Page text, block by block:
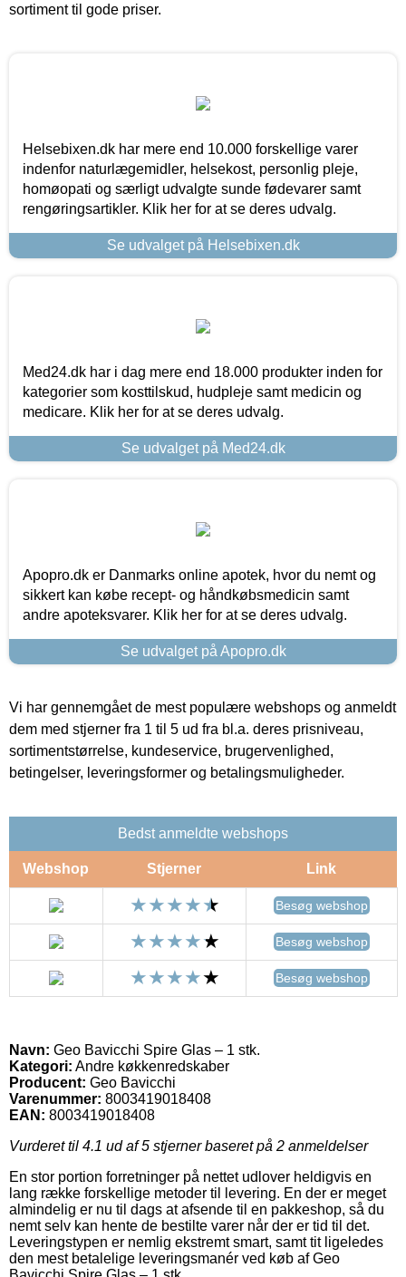
sortiment til gode priser.
Helsebixen.dk har mere end 10.000 forskellige varer
indenfor naturlægemidler, helsekost, personlig pleje,
homøopati og særligt udvalgte sunde fødevarer samt
rengøringsartikler. Klik her for at se deres udvalg.
Se udvalget på Helsebixen.dk
Med24.dk har i dag mere end 18.000 produkter inden for
kategorier som kosttilskud, hudpleje samt medicin og
medicare. Klik her for at se deres udvalg.
Se udvalget på Med24.dk
Apopro.dk er Danmarks online apotek, hvor du nemt og
sikkert kan købe recept- og håndkøbsmedicin samt
andre apoteksvarer. Klik her for at se deres udvalg.
Se udvalget på Apopro.dk
Vi har gennemgået de mest populære webshops og anmeldt
dem med stjerner fra 1 til 5 ud fra bl.a. deres prisniveau,
sortimentstørrelse, kundeservice, brugervenlighed,
betingelser, leveringsformer og betalingsmuligheder.
Bedst anmeldte webshops
Webshop Stjerner Link
Besøg webshop
Besøg webshop
Besøg webshop
Navn: Geo Bavicchi Spire Glas – 1 stk.
Kategori: Andre køkkenredskaber
Producent: Geo Bavicchi
Varenummer: 8003419018408
EAN: 8003419018408
Vurderet til 4.1 ud af 5 stjerner baseret på 2 anmeldelser
En stor portion forretninger på nettet udlover heldigvis en
lang række forskellige metoder til levering. En der er meget
almindelig er nu til dags at afsende til en pakkeshop, så du
nemt selv kan hente de bestilte varer når der er tid til det.
Leveringstypen er nemlig ekstremt smart, samt tit ligeledes
den mest betalelige leveringsmanér ved køb af Geo